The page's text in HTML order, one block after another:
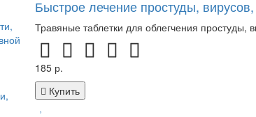
Быстрое лечение простуды,
Травяные таблетки для облегчения простуды,
185 р.
Купить